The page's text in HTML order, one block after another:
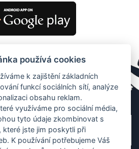
používá cookies
k zajištění základních
funkcí sociálních sítí, analýze
obsahu reklam.
využíváme pro sociální média,
tyto údaje zkombinovat s
které jste jim poskytli při
K používání potřebujeme Váš